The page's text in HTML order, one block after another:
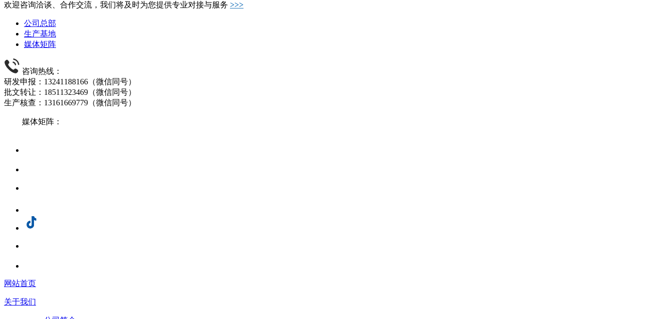
欢迎咨询洽谈、合作交流，我们将及时为您提供专业对接与服务 >>>
公司总部
生产基地
媒体矩阵
咨询热线：
研发申报：13241188166（微信同号）
批文转让：18511323469（微信同号）
生产核查：13161669779（微信同号）
媒体矩阵：
网站首页
关于我们